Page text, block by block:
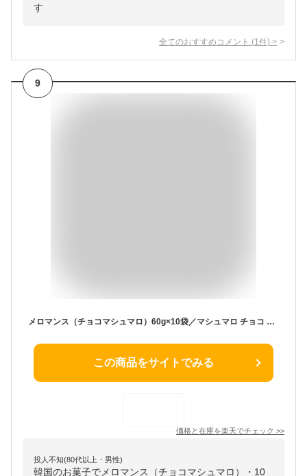
す
全てのおすすめコメント (1 件) >
9
メロマンス（チョコマシュマロ）60g×10袋／マシュマロ チョコ お菓子 韓国お菓子
この商品をサイトでみる
価格と在庫を楽天でチェック >>
投人不知(80代以上・男性)
韓国のお菓子でメロマンス（チョコマシュマロ）・10